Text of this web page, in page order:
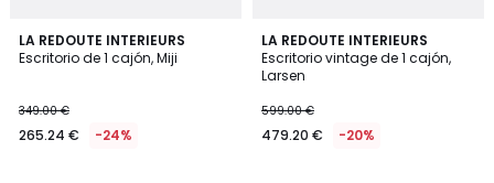
LA REDOUTE INTERIEURS
Escritorio de 1 cajón, Miji
349.00 €
265.24 € -24%
3,9
/ 5
LA REDOUTE INTERIEURS
Escritorio vintage de 1 cajón,
Larsen
599.00 €
479.20 € -20%
4,7
/ 5